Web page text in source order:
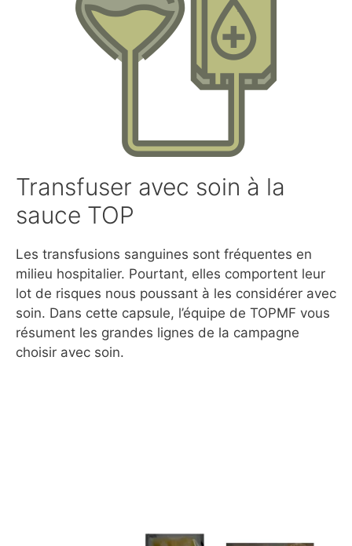
Transfuser avec soin à la
sauce TOP
Les transfusions sanguines sont fréquentes en
milieu hospitalier. Pourtant, elles comportent leur
lot de risques nous poussant à les considérer avec
soin. Dans cette capsule, l’équipe de TOPMF vous
résument les grandes lignes de la campagne
choisir avec soin.